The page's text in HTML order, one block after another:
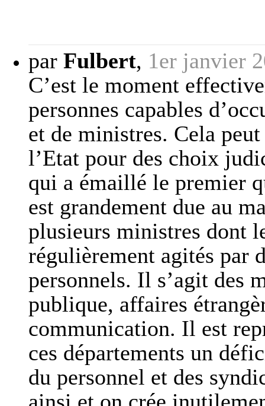
par Fulbert, 1er janvier
C’est le moment
personnes capables
et de ministres. Cela
l’Etat pour des choix
qui a émaillé le premier
est grandement due au
plusieurs ministres dont
régulièrement agités par
personnels. Il s’agit des
publique, affaires
communication. Il est
ces départements un
du personnel et des